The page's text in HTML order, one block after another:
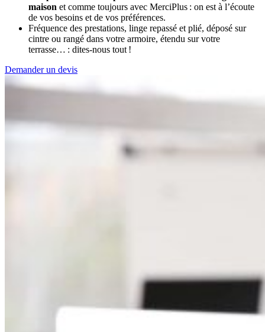
maison et comme toujours avec MerciPlus : on est à l’écoute
de vos besoins et de vos préférences.
Fréquence des prestations, linge repassé et plié, déposé sur
cintre ou rangé dans votre armoire, étendu sur votre
terrasse… : dites-nous tout !
Demander un devis